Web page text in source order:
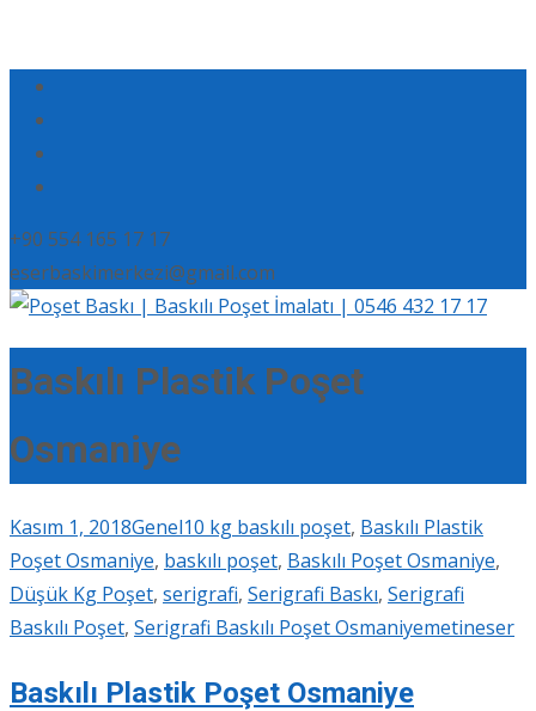
+90 554 165 17 17
eserbaskimerkezi@gmail.com
Baskılı Plastik Poşet
Osmaniye
Kasım 1, 2018Genel10 kg baskılı poşet, Baskılı Plastik
Poşet Osmaniye, baskılı poşet, Baskılı Poşet Osmaniye,
Düşük Kg Poşet, serigrafi, Serigrafi Baskı, Serigrafi
Baskılı Poşet, Serigrafi Baskılı Poşet Osmaniyemetineser
Baskılı Plastik Poşet Osmaniye